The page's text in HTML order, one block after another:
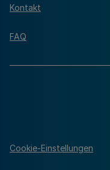
Kontakt
FAQ
Cookie-Einstellungen